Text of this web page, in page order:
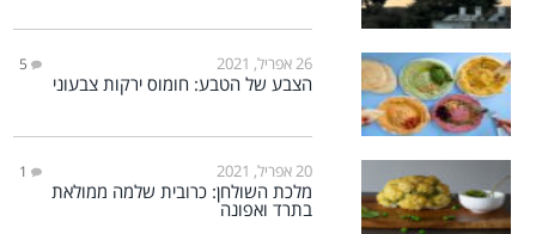
26 אפריל, 2021 5
הצבע של הטבע: חומוס ירקות צבעוני
20 אפריל, 2021 1
מלכת השולחן: כרובית שלמה ממולאת
בתרד ואפונה